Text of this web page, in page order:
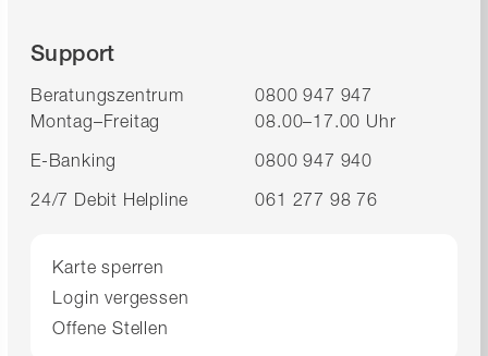
Support
Beratungszentrum
0800 947 947
Montag–Freitag
08.00–17.00 Uhr
E-Banking
0800 947 940
24/7 Debit Helpline
061 277 98 76
Karte sperren
Login vergessen
Offene Stellen